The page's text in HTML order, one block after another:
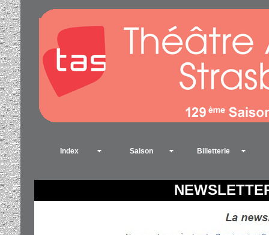
Index Saison Billetterie